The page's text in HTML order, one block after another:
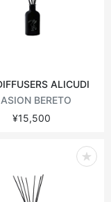
ALICUDI
BERETO
¥15,500